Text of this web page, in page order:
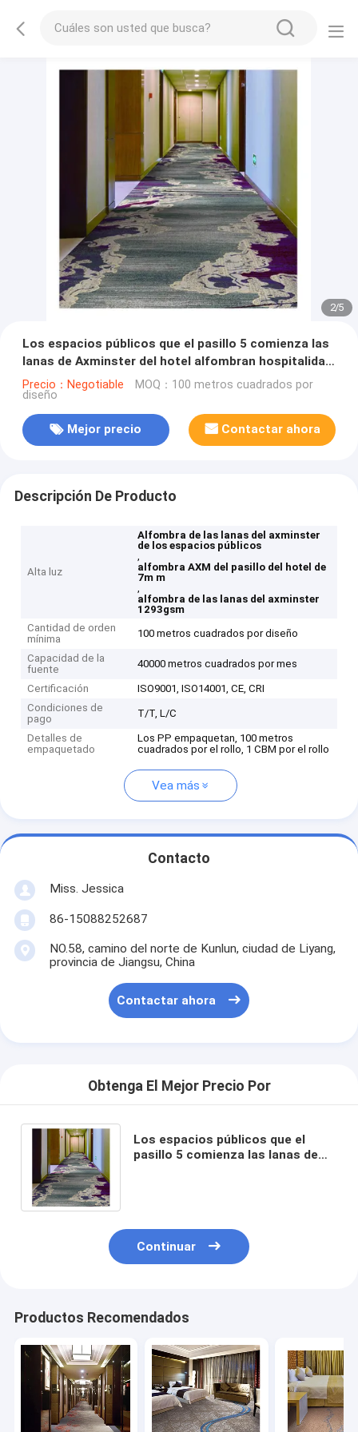
2/5
Los espacios públicos que el pasillo 5 comienza las
lanas de Axminster del hotel alfombran hospitalidad
de lujo
Precio：Negotiable MOQ：100 metros cuadrados por
diseño
Mejor precio Contactar ahora
Descripción De Producto
Alta luz
Alfombra de las lanas del axminster
de los espacios públicos
,
alfombra AXM del pasillo del hotel de
7m m
,
alfombra de las lanas del axminster
1293gsm
Cantidad de orden
mínima
100 metros cuadrados por diseño
Capacidad de la
fuente
40000 metros cuadrados por mes
Certificación
ISO9001, ISO14001, CE, CRI
Condiciones de
pago
T/T, L/C
Detalles de
empaquetado
Los PP empaquetan, 100 metros
cuadrados por el rollo, 1 CBM por el rollo
Vea más
Contacto
Miss. Jessica
86-15088252687
NO.58, camino del norte de Kunlun, ciudad de Liyang,
provincia de Jiangsu, China
Contactar ahora
Obtenga El Mejor Precio Por
Los espacios públicos que el
pasillo 5 comienza las lanas de
Continuar
Productos Recomendados